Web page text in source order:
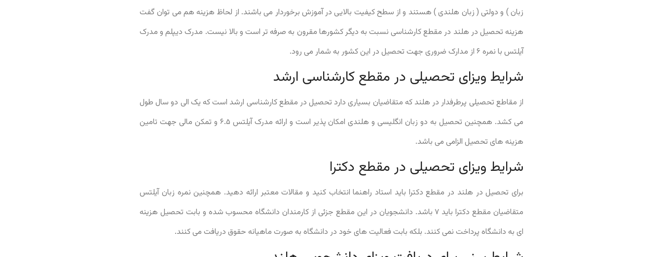
زبان ) و دولتی ( زبان هلندی ) هستند و از سطح کیفیت بالایی در آموزش برخوردار می باشند. از لحاظ هزینه هم می توان گفت
هزینه تحصیل در هلند در مقطع کارشناسی نسبت به دیگر کشورها مقرون به صرفه تر است و بالا نیست. مدرک دیپلم و مدرک
آیلتس با نمره ۶ از مدارک ضروری جهت تحصیل در این کشور به شمار می رود.
شرایط ویزای تحصیلی در مقطع کارشناسی ارشد
از مقاطع تحصیلی پرطرفدار در هلند که متقاضیان بسیاری دارد تحصیل در مقطع کارشناسی ارشد است که یک الی دو سال طول
می کشد. همچنین تحصیل به دو زبان انگلیسی و هلندی امکان پذیر است و ارائه مدرک آیلتس ۶.۵ و تمکن مالی جهت تامین
هزینه های تحصیل الزامی می باشد.
شرایط ویزای تحصیلی در مقطع دکترا
برای تحصیل در هلند در مقطع دکترا باید استاد راهنما انتخاب کنید و مقالات معتبر ارائه دهید. همچنین نمره زبان آیلتس
متقاضیان مقطع دکترا باید ۷ باشد. دانشجویان در این مقطع جزئی از کارمندان دانشگاه محسوب شده و بابت تحصیل هزینه
ای به دانشگاه پرداخت نمی کنند. بلکه بابت فعالیت های خود در دانشگاه به صورت ماهیانه حقوق دریافت می کنند.